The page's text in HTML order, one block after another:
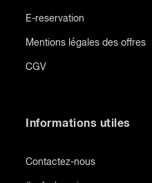
E-reservation
Mentions légales des offres
CGV
Informations utiles
Contactez-nous